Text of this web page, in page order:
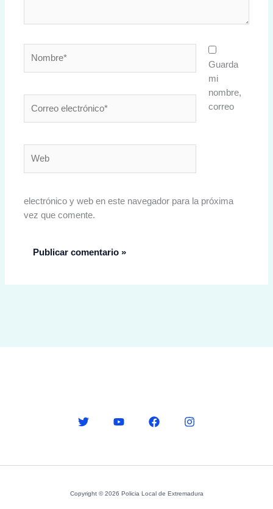
electrónico*
Guarda
mi
nombre,
correo
electrónico y web en este navegador para la próxima
vez que comente.
Copyright © 2026 Policia Local de Extremadura